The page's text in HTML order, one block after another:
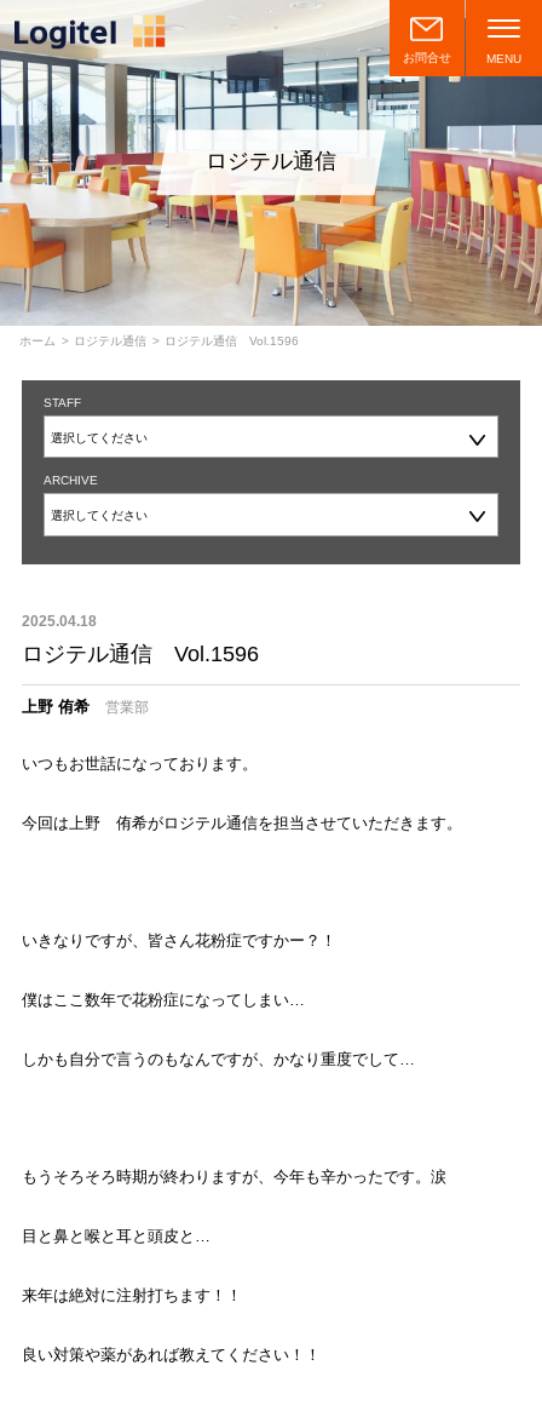
お問合せ MENU
ロジテル通信
ホーム ロジテル通信 ロジテル通信 Vol.1596
STAFF
ARCHIVE
2025.04.18
ロジテル通信 Vol.1596
上野 侑希 営業部
いつもお世話になっております。
今回は上野 侑希がロジテル通信を担当させていただきます。
いきなりですが、皆さん花粉症ですかー？！
僕はここ数年で花粉症になってしまい…
しかも自分で言うのもなんですが、かなり重度でして
もうそろそろ時期が終わりますが、今年も辛かったです。涙
目と鼻と喉と耳と頭皮と …
来年は絶対に注射打ちます！！
良い対策や薬があれば教えてください！！